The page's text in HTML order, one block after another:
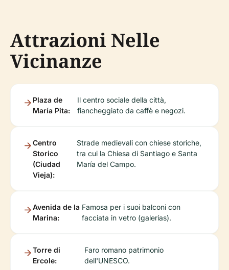
Attrazioni Nelle
Vicinanze
Plaza de
María Pita:
Il centro sociale della città,
fiancheggiato da caffè e negozi.
Centro
Storico
(Ciudad
Vieja):
Strade medievali con chiese storiche,
tra cui la Chiesa di Santiago e Santa
María del Campo.
Avenida de la
Marina:
Famosa per i suoi balconi con
facciata in vetro (galerías).
Torre di
Ercole:
Faro romano patrimonio
dell'UNESCO.